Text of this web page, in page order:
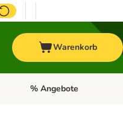
Warenkorb
PferdKategorie-Menü öffnen:
% Angebote